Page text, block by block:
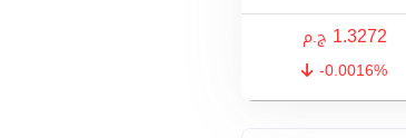
1.3272 ج.م
-0.0016%